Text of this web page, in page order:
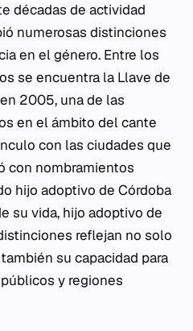
décadas de actividad
numerosas distinciones
en el género. Entre los
se encuentra la Llave de
2005, una de las
en el ámbito del cante
con las ciudades que
con nombramientos
hijo adoptivo de Córdoba
su vida, hijo adoptivo de
reflejan no solo
su capacidad para
y regiones